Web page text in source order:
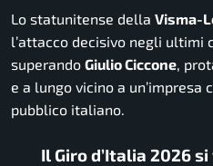
Lo statunitense della Visma-
l’attacco decisivo negli ultimi
superando Giulio Ciccone,
e a lungo vicino a
pubblico italiano.
Il Giro d’Italia 2026